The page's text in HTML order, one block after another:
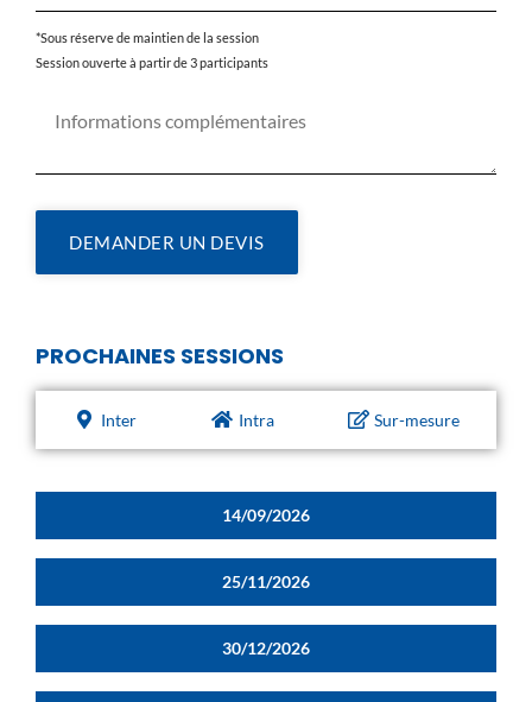
*Sous réserve de maintien de la session
Session ouverte à partir de 3 participants
DEMANDER UN DEVIS
PROCHAINES SESSIONS
Inter Intra Sur-mesure
14/09/2026
25/11/2026
30/12/2026